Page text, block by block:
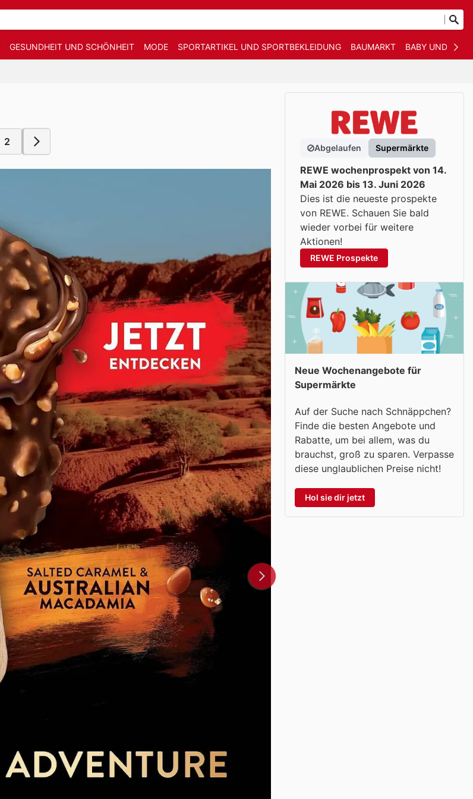
GESUNDHEIT UND SCHÖNHEIT MODE SPORTARTIKEL UND SPORTBEKLEIDUNG BAUMARKT BABY UND KIND
2
Abgelaufen Supermärkte
REWE wochenprospekt von 14.
Mai 2026 bis 13. Juni 2026
Dies ist die neueste prospekte
von REWE. Schauen Sie bald
wieder vorbei für weitere
Aktionen!
REWE Prospekte
Neue Wochenangebote für
Supermärkte
Auf der Suche nach Schnäppchen?
Finde die besten Angebote und
Rabatte, um bei allem, was du
brauchst, groß zu sparen. Verpasse
diese unglaublichen Preise nicht!
Hol sie dir jetzt